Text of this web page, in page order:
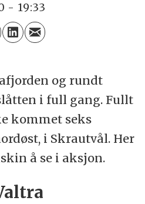
- 19:33
og rundt
i full gang. Fullt
kommet seks
i Skrautvål. Her
å se i aksjon.